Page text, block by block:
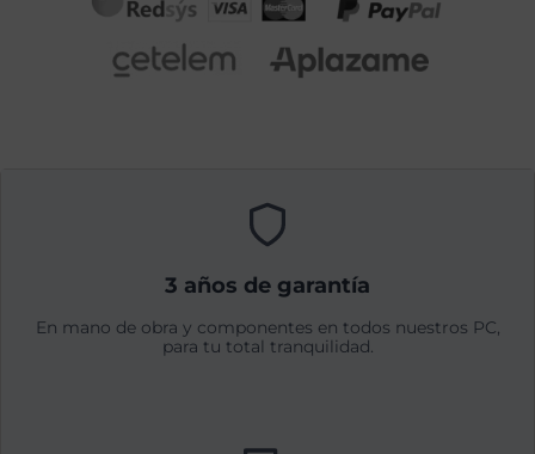
3 años de garantía
En mano de obra y componentes en todos nuestros PC,
para tu total tranquilidad.